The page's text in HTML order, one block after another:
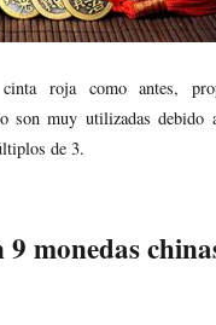
roja como antes,
son muy utilizadas debido
de 3.
monedas